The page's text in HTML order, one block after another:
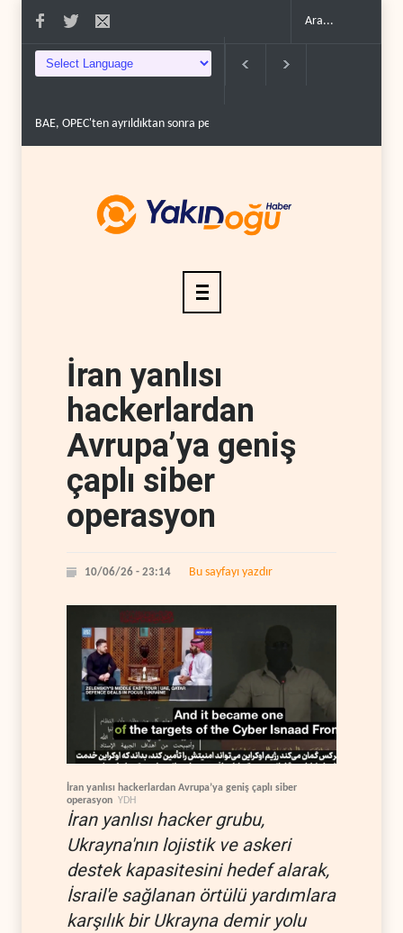
BAE, OPEC'ten ayrıldıktan sonra petrol üretimini rekor d�..
İran yanlısı
hackerlardan
Avrupa’ya geniş
çaplı siber
operasyon
10/06/26 - 23:14 Bu sayfayı yazdır
İran yanlısı hackerlardan Avrupa’ya geniş çaplı siber
operasyon YDH
İran yanlısı hacker grubu,
Ukrayna'nın lojistik ve askeri
destek kapasitesini hedef alarak,
İsrail'e sağlanan örtülü yardımlara
karşılık bir Ukrayna demir yolu